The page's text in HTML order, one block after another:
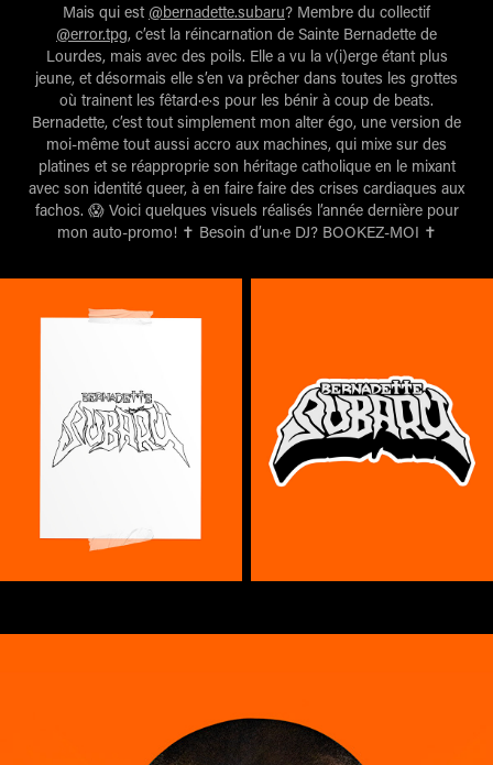
Mais qui est @bernadette.subaru? Membre du collectif
@error.tpg, c’est la réincarnation de Sainte Bernadette de
Lourdes, mais avec des poils. Elle a vu la v(i)erge étant plus
jeune, et désormais elle s’en va prêcher dans toutes les grottes
où trainent les fêtard·e·s pour les bénir à coup de beats.
Bernadette, c’est tout simplement mon alter égo, une version de
moi-même tout aussi accro aux machines, qui mixe sur des
platines et se réapproprie son héritage catholique en le mixant
avec son identité queer, à en faire faire des crises cardiaques aux
fachos. 😱 Voici quelques visuels réalisés l’année dernière pour
mon auto-promo! ✝️ Besoin d’un·e DJ? BOOKEZ-MOI ✝️